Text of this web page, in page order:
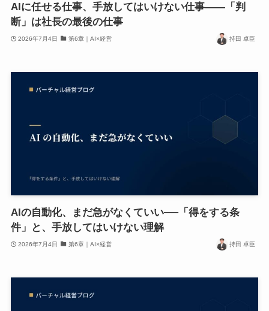
AIに任せる仕事、手放してはいけない仕事——「判
断」は社長の最後の仕事
2026年7月4日 第6章｜AI×経営 持田 卓臣
AIの自動化、まだ急がなくていい──「得をする条
件」と、手放してはいけない理解
2026年7月4日 第6章｜AI×経営 持田 卓臣